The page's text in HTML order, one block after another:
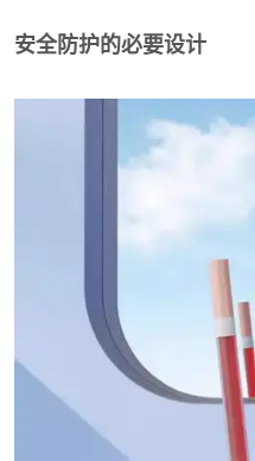
安全防护的必要设计